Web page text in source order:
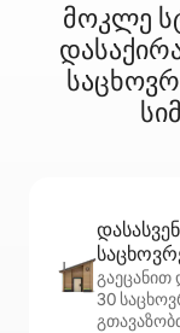
მოკლე
გაეცანით
30